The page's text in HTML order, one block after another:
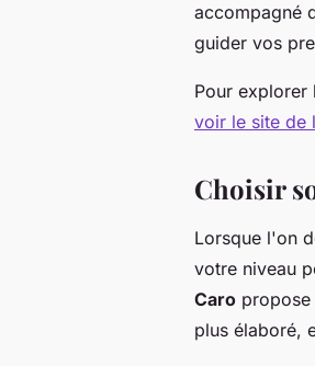
accompagné
guider vos
Pour explorer
voir le site de
Choisir
Lorsque l'on
votre niveau
Caro propose
plus élaboré,